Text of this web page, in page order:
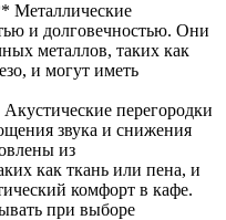
Металлические
и долговечностью. Они
металлов, таких как
и могут иметь
перегородки
звука и снижения
из
как ткань или пена, и
комфорт в кафе.
при выборе